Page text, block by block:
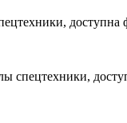
спецтехники,